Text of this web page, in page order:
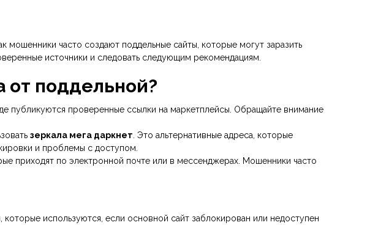
мошенники часто создают поддельные сайты, которые могут заразить
источники и следовать следующим рекомендациям.
от поддельной?
публикуются проверенные ссылки на маркетплейсы. Обращайте внимание
зеркала мега даркнет . Это альтернативные адреса, которые
и проблемы с доступом.
приходят по электронной почте или в мессенджерах. Мошенники часто
используются, если основной сайт заблокирован или недоступен